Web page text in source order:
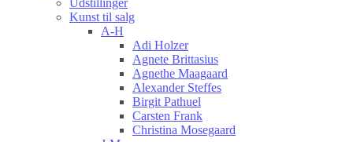
Udstillinger
Kunst til salg
A-H
Adi Holzer
Agnete Brittasius
Agnethe Maagaard
Alexander Steffes
Birgit Pathuel
Carsten Frank
Christina Mosegaard